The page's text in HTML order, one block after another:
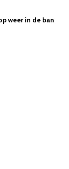
weer in de ban